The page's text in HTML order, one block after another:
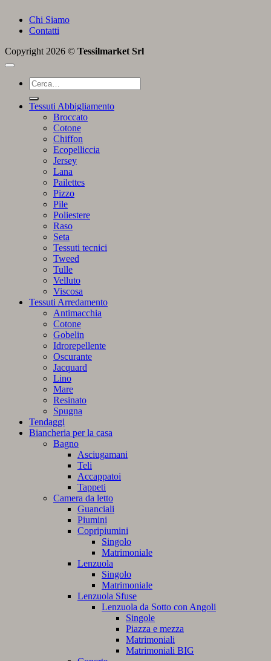
Chi Siamo
Contatti
Copyright 2026 © Tessilmarket Srl
Cerca:
Tessuti Abbigliamento
Broccato
Cotone
Chiffon
Ecopelliccia
Jersey
Lana
Pailettes
Pizzo
Pile
Poliestere
Raso
Seta
Tessuti tecnici
Tweed
Tulle
Velluto
Viscosa
Tessuti Arredamento
Antimacchia
Cotone
Gobelin
Idrorepellente
Oscurante
Jacquard
Lino
Mare
Resinato
Spugna
Tendaggi
Biancheria per la casa
Bagno
Asciugamani
Teli
Accappatoi
Tappeti
Camera da letto
Guanciali
Piumini
Copripiumini
Singolo
Matrimoniale
Lenzuola
Singolo
Matrimoniale
Lenzuola Sfuse
Lenzuola da Sotto con Angoli
Singole
Piazza e mezza
Matrimoniali
Matrimoniali BIG